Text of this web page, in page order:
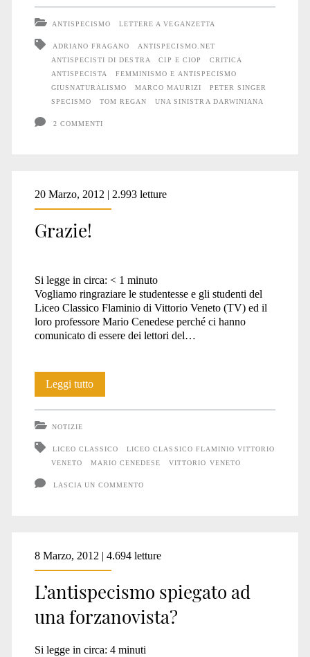
serio
commento
“Antispecisti
di
ANTISPECISMO LETTERE A VEGANZETTA
ADRIANO FRAGANO
ANTISPECISMO.NET
ANTISPECISTI DI DESTRA
CIP E CIOP
CRITICA
ANTISPECISTA
FEMMINISMO E ANTISPECISMO
GIUSNATURALISMO
MARCO MAURIZI
PETER SINGER
SPECISMO
TOM REGAN UNA SINISTRA DARWINIANA
2 COMMENTI
20 Marzo, 2012 | 2.993 letture
Grazie!
Si legge in circa: < 1 minuto
Vogliamo ringraziare le studentesse e gli studenti del
Liceo Classico Flaminio di Vittorio Veneto (TV) ed il
loro professore Mario Cenedese perché ci hanno
comunicato di essere dei lettori del…
Leggi tuttoGrazie!
NOTIZIE
LICEO CLASSICO
LICEO CLASSICO FLAMINIO VITTORIO
VENETO
MARIO CENEDESE VITTORIO VENETO
LASCIA UN COMMENTO
8 Marzo, 2012 | 4.694 letture
L’antispecismo spiegato ad
una forzanovista?
Si legge in circa: 4 minuti